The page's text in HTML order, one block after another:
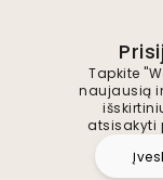
Tapkite
naujausią
atsisakyti